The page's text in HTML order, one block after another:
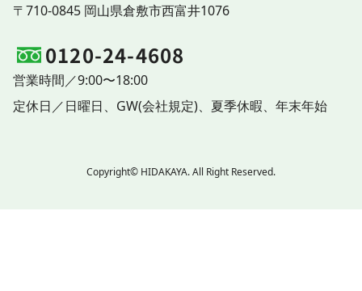
〒710-0845 岡山県倉敷市西富井1076
0120-24-4608
営業時間／9:00〜18:00
定休日／日曜日、 GW(会社規定)、 夏季休暇、 年末年始
Copyright© HIDAKAYA. All Right Reserved.